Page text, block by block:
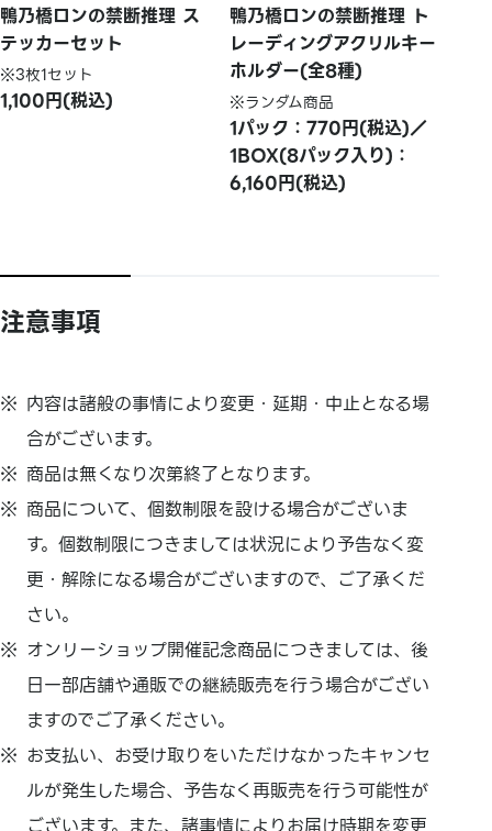
鴨乃橋ロンの禁断推理 ス
テッカーセット
※3枚1セット
1,100円(税込)
鴨乃橋ロンの禁断推理 ト
レーディングアクリルキー
ホルダー(全8種)
※ランダム商品
1パック：770円(税込)／
1BOX(8パック入り)：
6,160円(税込)
注意事項
内容は諸般の事情により変更・延期・中止となる場
合がございます。
商品は無くなり次第終了となります。
商品について、個数制限を設ける場合がございま
す。個数制限につきましては状況により予告なく変
更・解除になる場合がございますので、ご了承くだ
さい。
オンリーショップ開催記念商品につきましては、後
日一部店舗や通販での継続販売を行う場合がござい
ますのでご了承ください。
お支払い、お受け取りをいただけなかったキャンセ
ルが発生した場合、予告なく再販売を行う可能性が